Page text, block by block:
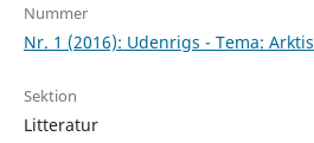
Nummer
Nr. 1 (2016): Udenrigs - Tema: Arktis
Sektion
Litteratur